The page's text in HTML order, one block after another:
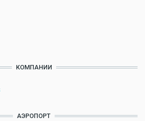
КОМПАНИИ
АЭРОПОРТ